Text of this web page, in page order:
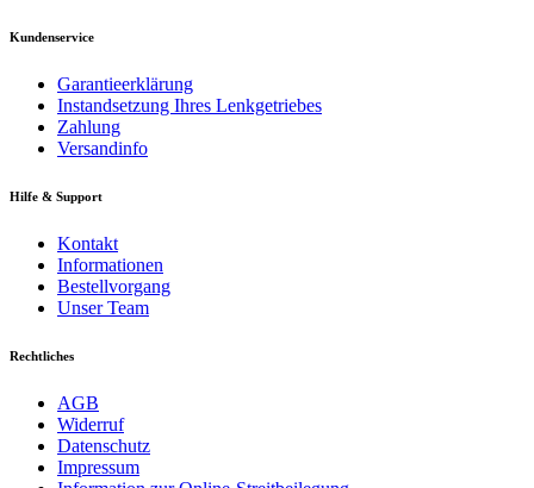
Kundenservice
Garantieerklärung
Instandsetzung Ihres Lenkgetriebes
Zahlung
Versandinfo
Hilfe & Support
Kontakt
Informationen
Bestellvorgang
Unser Team
Rechtliches
AGB
Widerruf
Datenschutz
Impressum